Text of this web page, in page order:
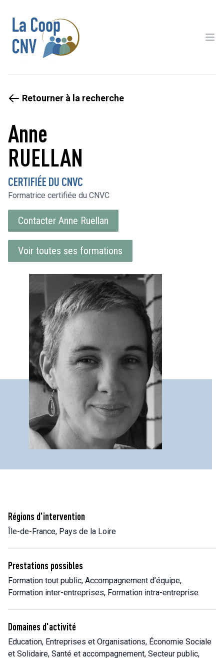
Retourner à la recherche
Anne
RUELLAN
CERTIFIÉE DU CNVC
Formatrice certifiée du CNVC
Contacter Anne Ruellan
Voir toutes ses formations
Régions d'intervention
Île-de-France, Pays de la Loire
Prestations possibles
Formation tout public, Accompagnement d’équipe,
Formation inter-entreprises, Formation intra-entreprise
Domaines d'activité
Education, Entreprises et Organisations, Économie Sociale
et Solidaire, Santé et accompagnement, Secteur public,